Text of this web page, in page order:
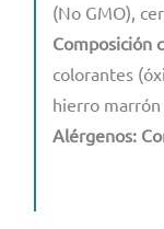
(No GMO),
Composición
colorantes
hierro
Alérgenos: